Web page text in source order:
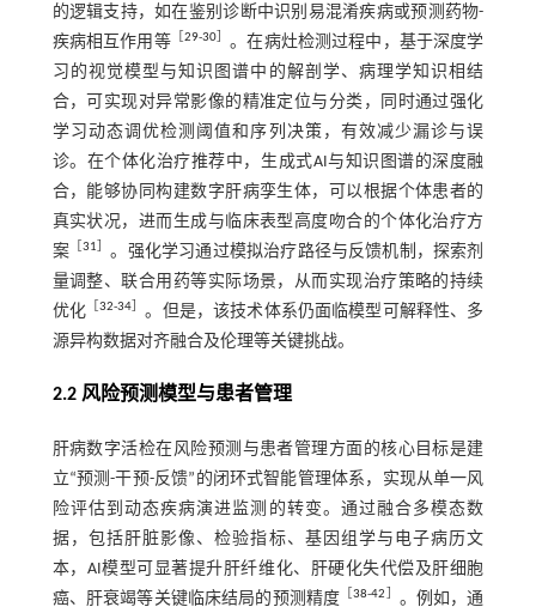
的逻辑支持，如在鉴别诊断中识别易混淆疾病或预测药物-
疾病相互作用等［ 29-30］ 。在病灶检测过程中，基于深度学
习的视觉模型与知识图谱中的解剖学、病理学知识相结
合，可实现对异常影像的精准定位与分类，同时通过强化
学习动态调优检测阈值和序列决策，有效减少漏诊与误
诊。在个体化治疗推荐中，生成式AI与知识图谱的深度融
合，能够协同构建数字肝病孪生体，可以根据个体患者的
真实状况，进而生成与临床表型高度吻合的个体化治疗方
案［ 31
。强化学习通过模拟治疗路径与反馈机制，探索剂
量调整、联合用药等实际场景，从而实现治疗策略的持续
优化 ［32-34
。但是，该技术体系仍面临模型可解释性、多
源异构数据对齐融合及伦理等关键挑战。
2.2 风险预测模型与患者管理
肝病数字活检在风险预测与患者管理方面的核心目标是建
立“预测-干预-反馈”的闭环式智能管理体系，实现从单一风
险评估到动态疾病演进监测的转变。通过融合多模态数
据，包括肝脏影像、检验指标、基因组学与电子病历文
本，AI模型可显著提升肝纤维化、肝硬化失代偿及肝细胞
癌、肝衰竭等关键临床结局的预测精度
［38-42
。例如，通